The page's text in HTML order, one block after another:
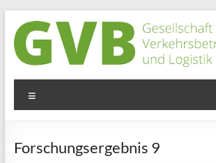
Inhalt
springen
GVB
e.V.
für
Forschungsergebnis 9